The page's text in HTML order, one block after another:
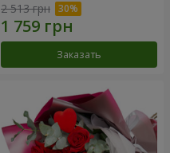
2 513 грн
Заказать